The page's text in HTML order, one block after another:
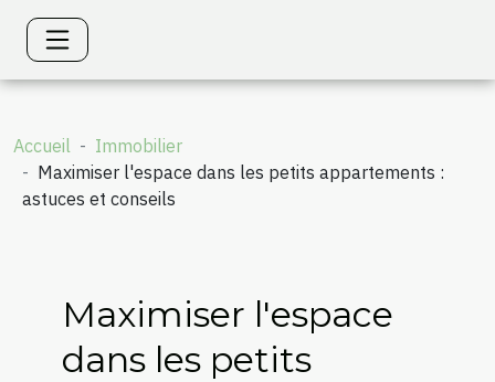
Accueil
Immobilier
Maximiser l'espace dans les petits appartements :
astuces et conseils
Maximiser l'espace
dans les petits